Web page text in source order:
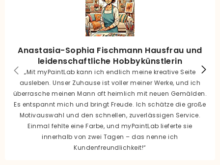
Anastasia-Sophia Fischmann Hausfrau und
leidenschaftliche Hobbykünstlerin
„Mit myPaintLab kann ich endlich meine kreative Seite
ausleben. Unser Zuhause ist voller meiner Werke, und ich
überrasche meinen Mann oft heimlich mit neuen Gemälden.
Es entspannt mich und bringt Freude. Ich schätze die große
Motivauswahl und den schnellen, zuverlässigen Service.
Einmal fehlte eine Farbe, und myPaintLab lieferte sie
innerhalb von zwei Tagen – das nenne ich
Kundenfreundlichkeit!“